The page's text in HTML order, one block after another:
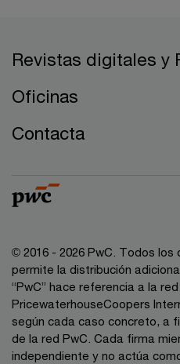
Revistas digitales y
Oficinas
Contacta
© 2016 - 2026 PwC. Todos
permite la distribución
“PwC” hace referencia a la
PricewaterhouseCoopers
según cada caso concreto, a
de la red PwC. Cada firma
independiente y no actúa